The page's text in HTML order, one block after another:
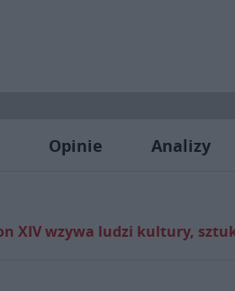
Opinie Analizy
XIV wzywa ludzi kultury,